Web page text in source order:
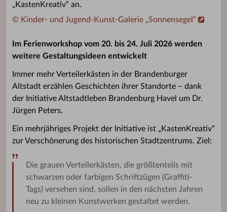
„KastenKreativ“ an.
© Kinder- und Jugend-Kunst-Galerie „Sonnensegel“
Im Ferienworkshop vom 20. bis 24. Juli 2026 werden
weitere Gestaltungsideen entwickelt
Immer mehr Verteilerkästen in der Brandenburger
Altstadt erzählen Geschichten ihrer Standorte – dank
der Initiative Altstadtleben Brandenburg Havel um Dr.
Jürgen Peters.
Ein mehrjähriges Projekt der Initiative ist „KastenKreativ“
zur Verschönerung des historischen Stadtzentrums. Ziel:
Die grauen Verteilerkästen, die größtenteils mit
schwarzen oder farbigen Schriftzügen (Graffiti-
Tags) versehen sind, sollen in den nächsten Jahren
neu zu kleinen Kunstwerken gestaltet werden.